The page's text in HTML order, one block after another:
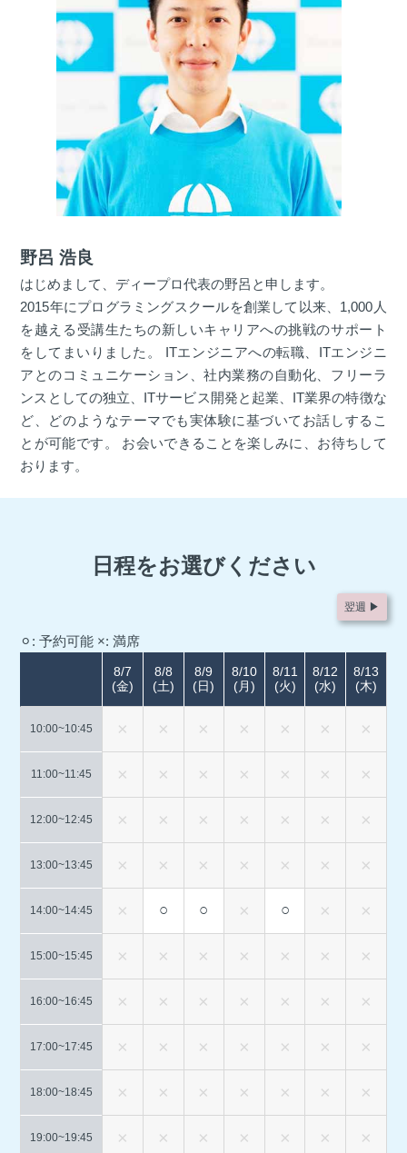
野呂 浩良
はじめまして、ディープロ代表の野呂と申します。
2015年にプログラミングスクールを創業して以来、1,000人
を越える受講生たちの新しいキャリアへの挑戦のサポート
をしてまいりました。 ITエンジニアへの転職、ITエンジニ
アとのコミュニケーション、社内業務の自動化、フリーラ
ンスとしての独立、ITサービス開発と起業、IT業界の特徴な
ど、どのようなテーマでも実体験に基づいてお話しするこ
とが可能です。 お会いできることを楽しみに、お待ちして
おります。
日程をお選びください
⚪︎: 予約可能 ×: 満席
翌週 ▶︎
10:00~10:45
11:00~11:45
12:00~12:45
13:00~13:45
14:00~14:45
15:00~15:45
16:00~16:45
17:00~17:45
18:00~18:45
19:00~19:45
8/7
(金)
8/8
(土)
○
8/9
(日)
○
8/10
(月)
8/11
(火)
○
8/12
(水)
8/13
(木)